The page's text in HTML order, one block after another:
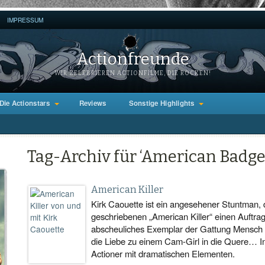
IMPRESSUM
Actionfreunde
WIR ZELEBRIEREN ACTIONFILME, DIE ROCKEN!
Actionstars Reviews Sonstige Highlights
Tag-Archiv für ‘American
American Killer
Kirk Caouette ist ein angesehener
geschriebenen „American Killer“ einen
abscheuliches Exemplar der Gattung
die Liebe zu einem Cam-Girl in die Quere…
Actioner mit dramatischen Elementen.